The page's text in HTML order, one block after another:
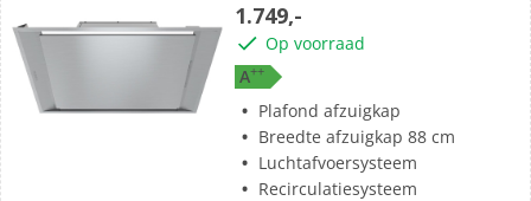
1.749,-
Op voorraad
A++
Plafond afzuigkap
Breedte afzuigkap 88 cm
Luchtafvoersysteem
Recirculatiesysteem